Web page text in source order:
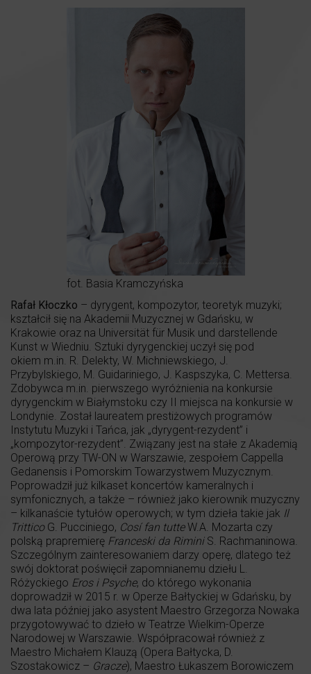
fot. Basia Kramczyńska
Rafał Kłoczko – dyrygent, kompozytor, teoretyk muzyki;
kształcił się na Akademii Muzycznej w Gdańsku, w
Krakowie oraz na Universität für Musik und darstellende
Kunst w Wiedniu. Sztuki dyrygenckiej uczył się pod
okiem m.in. R. Delekty, W. Michniewskiego, J.
Przybylskiego, M. Guidariniego, J. Kaspszyka, C. Mettersa.
Zdobywca m.in. pierwszego wyróżnienia na konkursie
dyrygenckim w Białymstoku czy II miejsca na konkursie w
Londynie. Został laureatem prestiżowych programów
Instytutu Muzyki i Tańca, jak „dyrygent-rezydent” i
„kompozytor-rezydent”. Związany jest na stałe z Akademią
Operową przy TW-ON w Warszawie, zespołem Cappella
Gedanensis i Pomorskim Towarzystwem Muzycznym.
Poprowadził już kilkaset koncertów kameralnych i
symfonicznych, a także – również jako kierownik muzyczny
– kilkanaście tytułów operowych; w tym dzieła takie jak Il
Trittico G. Pucciniego, Cosí fan tutteW.A. Mozarta czy
polską prapremierę Franceski da RiminiS. Rachmaninowa.
Szczególnym zainteresowaniem darzy operę, dlatego też
swój doktorat poświęcił zapomnianemu dziełu L.
Różyckiego Eros i Psyche, do którego wykonania
doprowadził w 2015 r. w Operze Bałtyckiej w Gdańsku, by
dwa lata później jako asystent Maestro Grzegorza Nowaka
przygotowywać to dzieło w Teatrze Wielkim-Operze
Narodowej w Warszawie. Współpracował również z
Maestro Michałem Klauzą (Opera Bałtycka, D.
Szostakowicz – Gracze), Maestro Łukaszem Borowiczem